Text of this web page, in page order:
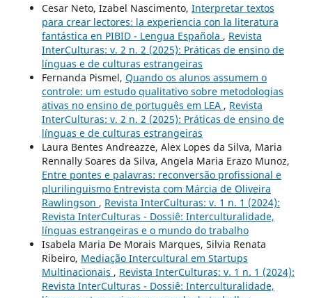
Cesar Neto, Izabel Nascimento, Interpretar textos
para crear lectores: la experiencia con la literatura
fantástica en PIBID - Lengua Española , Revista
InterCulturas: v. 2 n. 2 (2025): Práticas de ensino de
línguas e de culturas estrangeiras
Fernanda Pismel, Quando os alunos assumem o
controle: um estudo qualitativo sobre metodologias
ativas no ensino de português em LEA , Revista
InterCulturas: v. 2 n. 2 (2025): Práticas de ensino de
línguas e de culturas estrangeiras
Laura Bentes Andreazze, Alex Lopes da Silva, Maria
Rennally Soares da Silva, Angela Maria Erazo Munoz,
Entre pontes e palavras: reconversão profissional e
plurilinguismo Entrevista com Márcia de Oliveira
Rawlingson , Revista InterCulturas: v. 1 n. 1 (2024):
Revista InterCulturas - Dossiê: Interculturalidade,
línguas estrangeiras e o mundo do trabalho
Isabela Maria De Morais Marques, Silvia Renata
Ribeiro, Mediação Intercultural em Startups
Multinacionais , Revista InterCulturas: v. 1 n. 1 (2024):
Revista InterCulturas - Dossiê: Interculturalidade,